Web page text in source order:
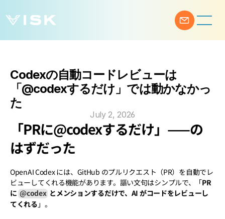
Codexの自動コードレビューは
「@codexするだけ」では動かなかっ
た
July 2, 2026
「PRに@codexするだけ」——の
はずだった
OpenAI Codex には、GitHub のプルリクエスト（PR）を自動でレ
ビューしてくれる機能があります。謳い文句はシンプルで、「PR
に @codex とメンションするだけで、AI がコードをレビューし
てくれる 」。